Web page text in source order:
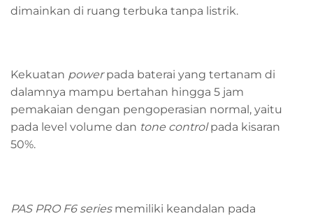
dimainkan di ruang terbuka tanpa listrik.
Kekuatan powerpada baterai yang tertanam di
dalamnya mampu bertahan hingga 5 jam
pemakaian dengan pengoperasian normal, yaitu
pada level volume dan tone controlpada kisaran
50%.
PAS PRO F6 seriesmemiliki keandalan pada